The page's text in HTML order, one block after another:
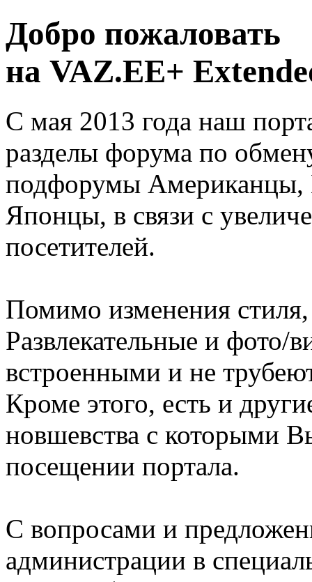
Добро пожаловать
на VAZ.EE+
С мая 2013 года наш
разделы форума по
подфорумы
Японцы, в связи с
посетителей.
Помимо изменения
Развлекательные и фото/
встроенными и не
Кроме этого, есть и
новшевства с которыми
посещении портала.
С вопросами и
администрации в